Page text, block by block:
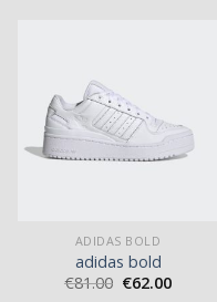
ADIDAS BOLD
adidas bold
€81.00 €62.00